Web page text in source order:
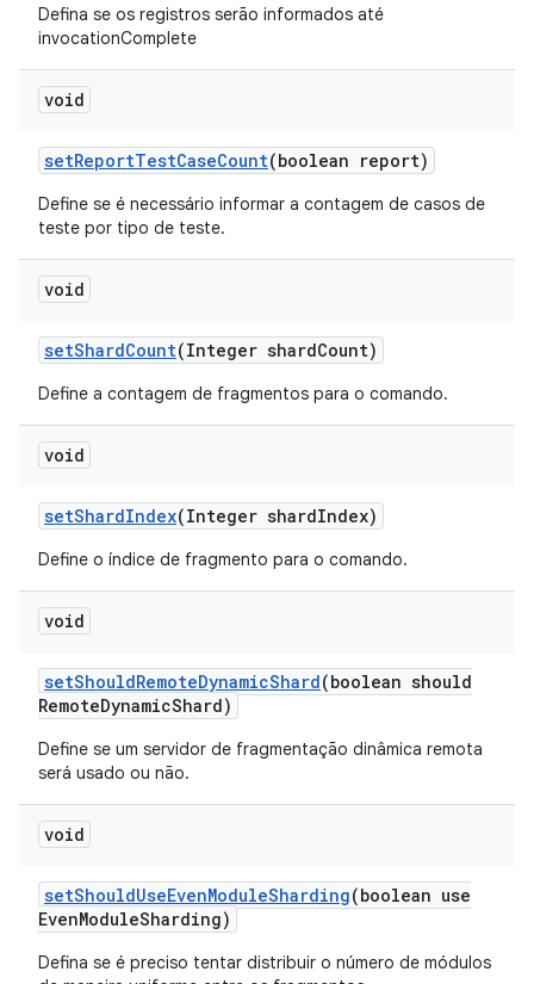
Defina se os registros serão informados até
invocationComplete
void
setReportTestCaseCount(boolean report)
Define se é necessário informar a contagem de casos de
teste por tipo de teste.
void
setShardCount(Integer shardCount)
Define a contagem de fragmentos para o comando.
void
setShardIndex(Integer shardIndex)
Define o índice de fragmento para o comando.
void
setShouldRemoteDynamicShard(boolean should
RemoteDynamicShard)
Define se um servidor de fragmentação dinâmica remota
será usado ou não.
void
setShouldUseEvenModuleSharding(boolean use
EvenModuleSharding)
Defina se é preciso tentar distribuir o número de módulos